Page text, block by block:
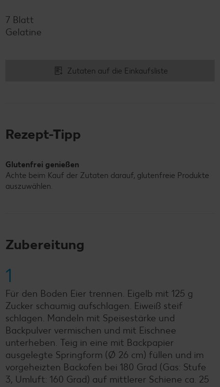
7 Blatt
Gelatine
Zutaten auf die Einkaufsliste
Rezept-Tipp
Glutenfrei genießen
Achte beim Kauf der Zutaten darauf, glutenfreie Produkte
auszuwählen.
Zubereitung
1
Für den Boden Eier trennen. Eigelb mit 125 g
Zucker schaumig aufschlagen. Eiweiß steif
schlagen. Mandeln mit Speisestärke und
Backpulver vermischen und mit Eischnee
unterheben. Teig in eine mit Backpapier
ausgelegte Springform (Ø 26 cm) füllen und im
vorgeheizten Backofen bei 180 Grad (Gas: Stufe
3, Umluft: 160 Grad) auf mittlerer Schiene ca. 25